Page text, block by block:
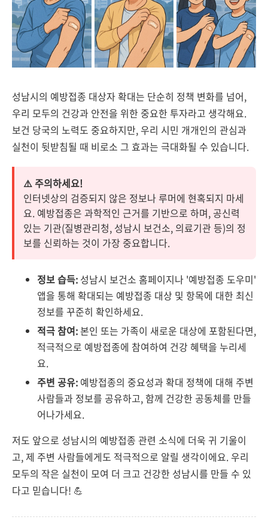
성남시의 예방접종 대상자 확대는 단순히 정책 변화를 넘어,
우리 모두의 건강과 안전을 위한 중요한 투자라고 생각해요.
보건 당국의 노력도 중요하지만, 우리 시민 개개인의 관심과
실천이 뒷받침될 때 비로소 그 효과는 극대화될 수 있습니다.
⚠️ 주의하세요!
인터넷상의 검증되지 않은 정보나 루머에 현혹되지 마세
요. 예방접종은 과학적인 근거를 기반으로 하며, 공신력
있는 기관(질병관리청, 성남시 보건소, 의료기관 등)의 정
보를 신뢰하는 것이 가장 중요합니다.
정보 습득: 성남시 보건소 홈페이지나 '예방접종 도우미'
앱을 통해 확대되는 예방접종 대상 및 항목에 대한 최신
정보를 꾸준히 확인하세요.
적극 참여:본인 또는 가족이 새로운 대상에 포함된다면,
적극적으로 예방접종에 참여하여 건강 혜택을 누리세
요.
주변 공유: 예방접종의 중요성과 확대 정책에 대해 주변
사람들과 정보를 공유하고, 함께 건강한 공동체를 만들
어나가세요.
저도 앞으로 성남시의 예방접종 관련 소식에 더욱 귀 기울이
고, 제 주변 사람들에게도 적극적으로 알릴 생각이에요. 우리
모두의 작은 실천이 모여 더 크고 건강한 성남시를 만들 수 있
다고 믿습니다! 💪